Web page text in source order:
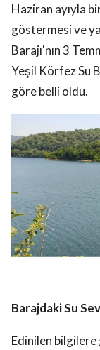
Haziran ayıyla
göstermesi ve
Barajı'nın 3
Yeşil Körfez Su
göre belli oldu.
Barajdaki Su
Edinilen